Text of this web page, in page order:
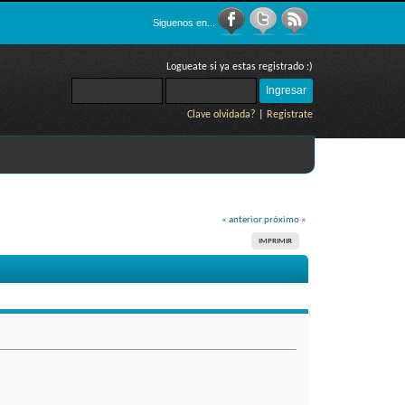
Siguenos en...
Logueate si ya estas registrado :)
Clave olvidada? Registrate
« anterior próximo »
IMPRIMIR